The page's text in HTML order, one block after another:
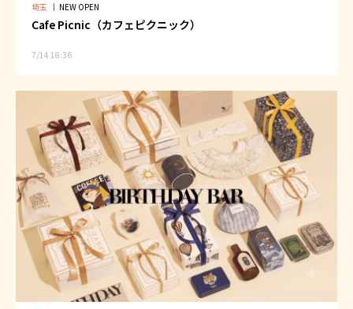
埼玉 ｜ NEW OPEN
Cafe Picnic（カフェピクニック）
7/14 18:36